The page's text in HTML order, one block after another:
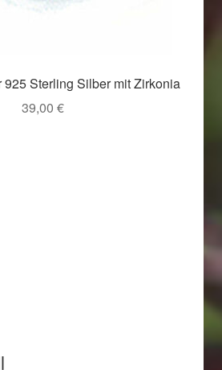
Sterling Silber mit Zirkonia
39,00 €